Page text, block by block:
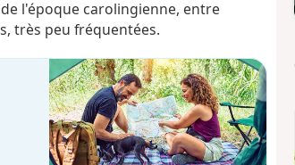
l'époque carolingienne, entre
très peu fréquentées.